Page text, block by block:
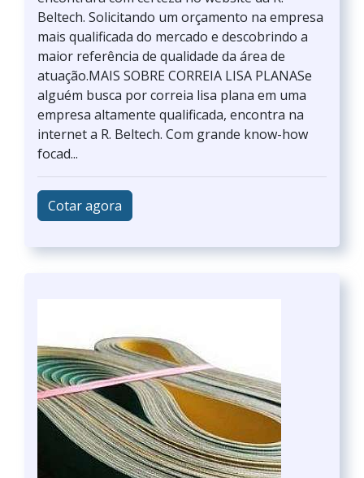
Beltech. Solicitando um orçamento na empresa
mais qualificada do mercado e descobrindo a
maior referência de qualidade da área de
atuação.MAIS SOBRE CORREIA LISA PLANASe
alguém busca por correia lisa plana em uma
empresa altamente qualificada, encontra na
internet a R. Beltech. Com grande know-how
focad...
Cotar agora